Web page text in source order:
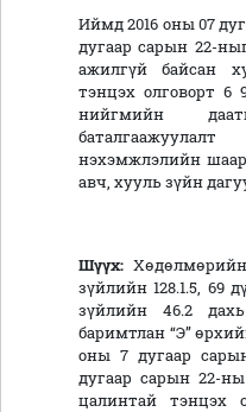
Иймд 2016 оны 07
дугаар сарын 22-
ажилгүй байсан
тэнцэх олговорт 6
нийгмийн
нэхэмжлэлийн
авч, хууль зүйн
Шүүх:
зүйлийн 128.1.5, 69
зүйлийн 46.2
баримтлан “Э”
оны 7 дугаар
дугаар сарын 22-
цалинтай тэнцэх